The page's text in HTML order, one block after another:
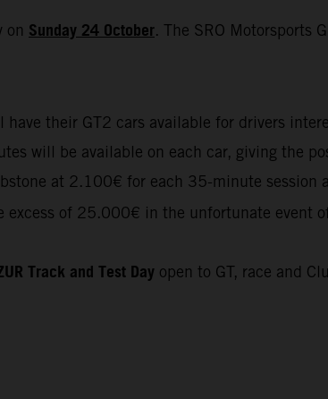
on Sunday 24 October. The SRO Motorsports
their GT2 cars available for drivers
will be available on each car, giving the
at 2.100€ for each 35-minute session
of 25.000€ in the unfortunate event
Track and Test Day open to GT, race and